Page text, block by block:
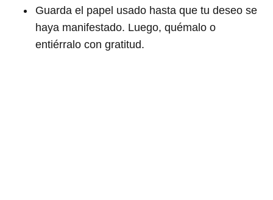
Guarda el papel usado hasta que tu deseo se
haya manifestado. Luego, quémalo o
entiérralo con gratitud.